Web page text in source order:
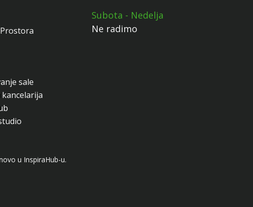
sale
Subota - Nedelja
Ne radimo
u InspiraHub-u.